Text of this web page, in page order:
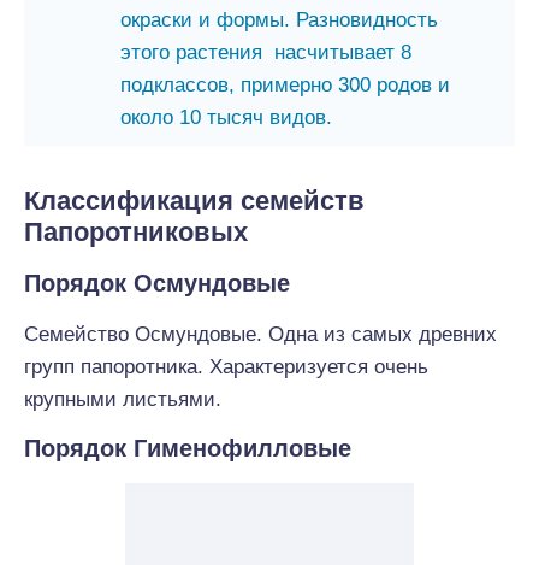
окраски и формы. Разновидность
этого растения насчитывает 8
подклассов, примерно 300 родов и
около 10 тысяч видов.
Классификация семейств
Папоротниковых
Порядок Осмундовые
Семейство Осмундовые. Одна из самых древних
групп папоротника. Характеризуется очень
крупными листьями.
Порядок Гименофилловые